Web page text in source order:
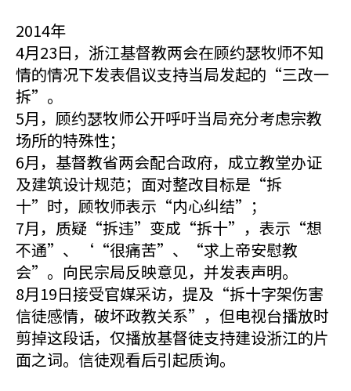
2014年
4月23日，浙江基督教两会在顾约瑟牧师不知
情的情况下发表倡议支持当局发起的“三改一
拆”。
5月，顾约瑟牧师公开呼吁当局充分考虑宗教
场所的特殊性；
6月，基督教省两会配合政府，成立教堂办证
及建筑设计规范；面对整改目标是“拆
十”时，顾牧师表示“内心纠结”；
7月，质疑“拆违”变成“拆十”，表示“想
不通”、‘“很痛苦”、“求上帝安慰教
会”。向民宗局反映意见，并发表声明。
8月19日接受官媒采访，提及“拆十字架伤害
信徒感情，破坏政教关系”，但电视台播放时
剪掉这段话，仅播放基督徒支持建设浙江的片
面之词。信徒观看后引起质询。